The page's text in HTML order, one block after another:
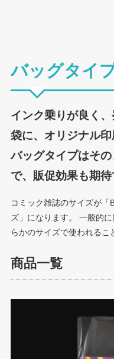
バッグタイ
インク乗りが良く
袋に、オリジナル
バッグタイプはそ
で、販促効果も期待
コミック雑誌のサイズが「
ズ」になります。 一般的
らかのサイズで使われるこ
商品一覧